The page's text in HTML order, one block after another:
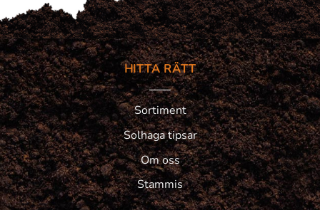
HITTA RÄTT
Sortiment
Solhaga tipsar
Om oss
Stammis